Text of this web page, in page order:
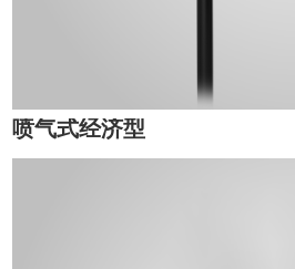
喷气式经济型